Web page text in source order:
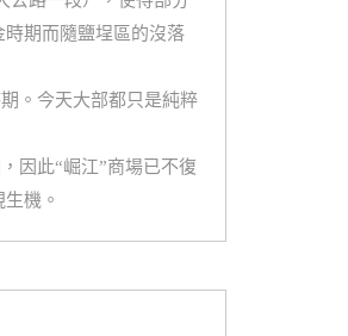
期而隨鹽埕區的沒落
。今天大部都只是純粹
因此“崛江”商場已不復
機。